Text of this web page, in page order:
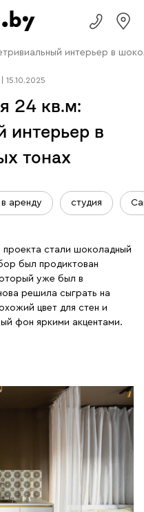
интерьер в
15.10.2025
24 кв.м:
интерьер в
тонах
аренду студия
стали шоколадный
был продиктован
уже был в
решила сыграть на
цвет для стен и
фон яркими акцентами.